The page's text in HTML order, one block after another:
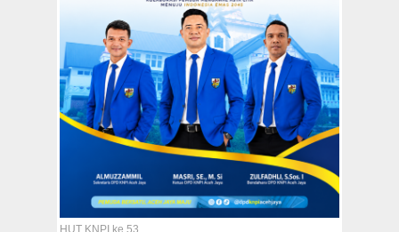
HUT KNPI ke 53
Redaksi Tentang Kami
Copyright @2026 Aceh Jaya Post